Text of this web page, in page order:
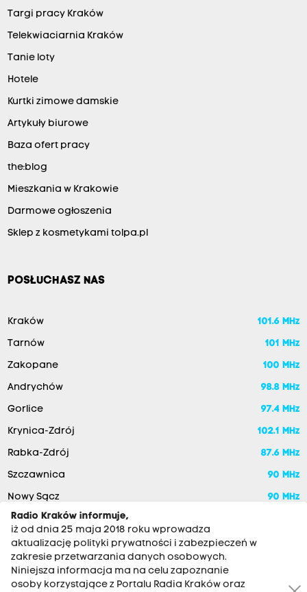
Targi pracy Kraków
Telekwiaciarnia Kraków
Tanie loty
Hotele
Kurtki zimowe damskie
Artykuły biurowe
Baza ofert pracy
the:blog
Mieszkania w Krakowie
Darmowe ogłoszenia
Sklep z kosmetykami tolpa.pl
POSŁUCHASZ NAS
Kraków 101.6 MHz
Tarnów 101 MHz
Zakopane 100 MHz
Andrychów 98.8 MHz
Gorlice 97.4 MHz
Krynica-Zdrój 102.1 MHz
Rabka-Zdrój 87.6 MHz
Szczawnica 90 MHz
Nowy Sącz
90 MHz
Radio Kraków informuje,
iż od dnia 25 maja 2018 roku wprowadza
aktualizację polityki prywatności i zabezpieczeń w
zakresie przetwarzania danych osobowych.
Niniejsza informacja ma na celu zapoznanie
osoby korzystające z Portalu Radia Kraków oraz